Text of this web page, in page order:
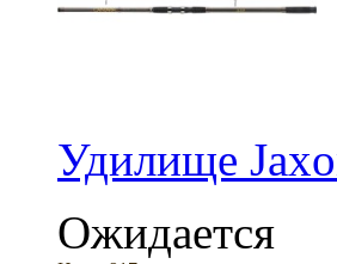
Удилище
Ожидается